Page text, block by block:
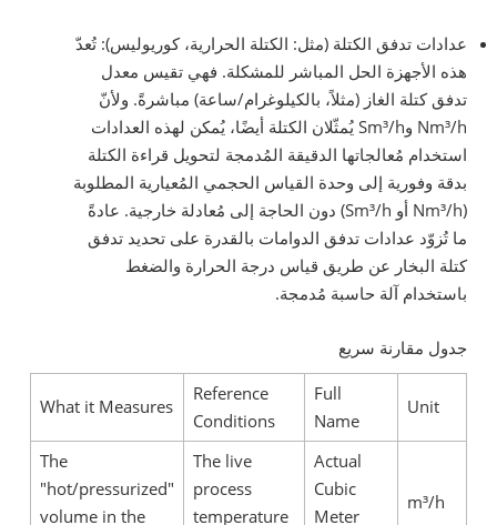
عدادات تدفق الكتلة (مثل: الكتلة الحرارية، كوريوليس): تُعدّ
هذه الأجهزة الحل المباشر للمشكلة. فهي تقيس معدل
تدفق كتلة الغاز (مثلاً، بالكيلوغرام/ساعة) مباشرةً. ولأنّ
Nm³/h وSm³/h يُمثّلان الكتلة أيضًا، يُمكن لهذه العدادات
استخدام مُعالجاتها الدقيقة المُدمجة لتحويل قراءة الكتلة
بدقة وفورية إلى وحدة القياس الحجمي المُعيارية المطلوبة
(Nm³/h أو Sm³/h) دون الحاجة إلى مُعادلة خارجية. عادةً
ما تُزوّد عدادات تدفق الدوامات بالقدرة على تحديد تدفق
كتلة البخار عن طريق قياس درجة الحرارة والضغط
باستخدام آلة حاسبة مُدمجة.
جدول مقارنة سريع
Unit
Full
Name
Reference
Conditions
What it Measures
m³/h
Actual
Cubic
Meter
The live
process
temperature
The
"hot/pressurized"
volume in the